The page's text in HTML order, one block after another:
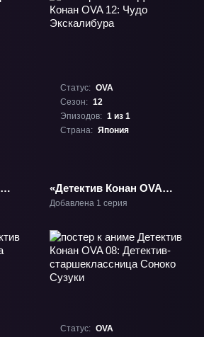
Статус: OVA
Сезон: 12
Эпизодов: 1 из 1
Страна: Япония
«Детектив Конан OVA
12: Чудо Экскалибура»
Добавлена 1 серия
Статус: OVA